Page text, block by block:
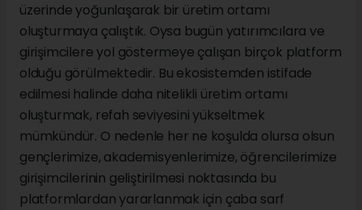
üzerinde yoğunlaşarak bir üretim ortamı
oluşturmaya çalıştık. Oysa bugün yatırımcılara ve
girişimcilere yol göstermeye çalışan birçok platform
olduğu görülmektedir. Bu ekosistemden istifade
edilmesi halinde daha nitelikli üretim ortamı
oluşturmak, refah seviyesini yükseltmek
mümkündür. O nedenle her ne koşulda olursa olsun
gençlerimize, akademisyenlerimize, öğrencilerimize
girişimcilerinin geliştirilmesi noktasında bu
platformlardan yararlanmak için çaba sarf